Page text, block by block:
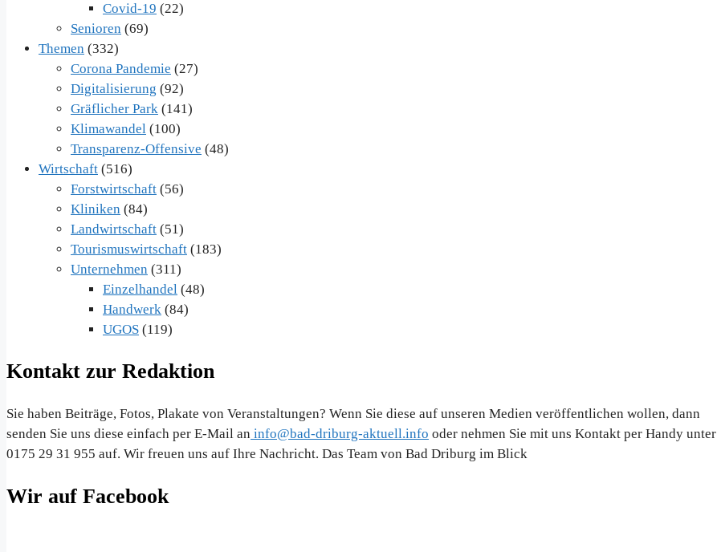
Covid-19 (22)
Senioren (69)
Themen (332)
Corona Pandemie (27)
Digitalisierung (92)
Gräflicher Park (141)
Klimawandel (100)
Transparenz-Offensive (48)
Wirtschaft (516)
Forstwirtschaft (56)
Kliniken (84)
Landwirtschaft (51)
Tourismuswirtschaft (183)
Unternehmen (311)
Einzelhandel (48)
Handwerk (84)
UGOS (119)
Kontakt zur Redaktion
Sie haben Beiträge, Fotos, Plakate von Veranstaltungen? Wenn Sie diese auf unseren Medien veröffentlichen wollen, dann
senden Sie uns diese einfach per E-Mail an info@bad-driburg-aktuell.info oder nehmen Sie mit uns Kontakt per Handy unter
0175 29 31 955 auf. Wir freuen uns auf Ihre Nachricht. Das Team von Bad Driburg im Blick
Wir auf Facebook